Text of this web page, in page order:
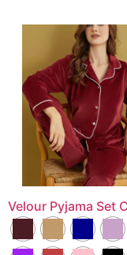
Velour Pyjama Set